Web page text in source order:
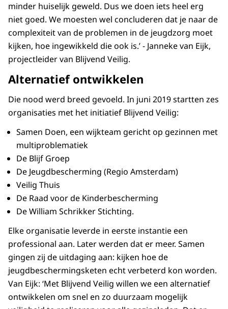
minder huiselijk geweld. Dus we doen iets heel erg
niet goed. We moesten wel concluderen dat je naar de
complexiteit van de problemen in de jeugdzorg moet
kijken, hoe ingewikkeld die ook is.’ - Janneke van Eijk,
projectleider van Blijvend Veilig.
Alternatief ontwikkelen
Die nood werd breed gevoeld. In juni 2019 startten zes
organisaties met het initiatief Blijvend Veilig:
Samen Doen, een wijkteam gericht op gezinnen met
multiproblematiek
De Blijf Groep
De Jeugdbescherming (Regio Amsterdam)
Veilig Thuis
De Raad voor de Kinderbescherming
De William Schrikker Stichting.
Elke organisatie leverde in eerste instantie een
professional aan. Later werden dat er meer. Samen
gingen zij de uitdaging aan: kijken hoe de
jeugdbeschermingsketen echt verbeterd kon worden.
Van Eijk: ‘Met Blijvend Veilig willen we een alternatief
ontwikkelen om snel en zo duurzaam mogelijk